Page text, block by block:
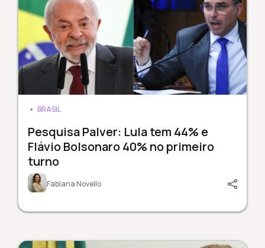
BRASIL
Pesquisa Palver: Lula tem 44% e
Flávio Bolsonaro 40% no primeiro
turno
Fabiana Novello